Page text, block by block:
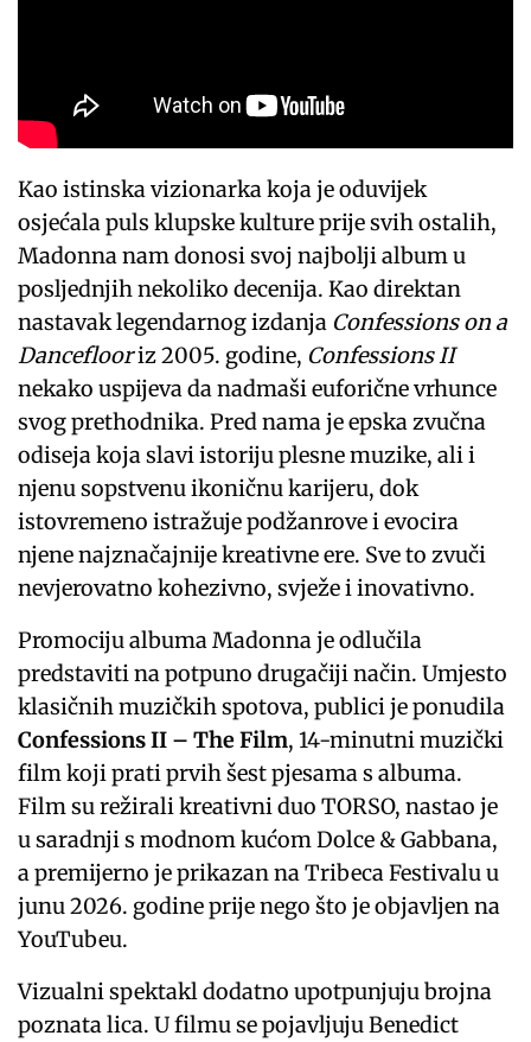
Kao istinska vizionarka koja je oduvijek
osjećala puls klupske kulture prije svih ostalih,
Madonna nam donosi svoj najbolji album u
posljednjih nekoliko decenija. Kao direktan
nastavak legendarnog izdanja Confessions on a
Danceflooriz 2005. godine, Confessions II
nekako uspijeva da nadmaši euforične vrhunce
svog prethodnika. Pred nama je epska zvučna
odiseja koja slavi istoriju plesne muzike, ali i
njenu sopstvenu ikoničnu karijeru, dok
istovremeno istražuje podžanrove i evocira
njene najznačajnije kreativne ere. Sve to zvuči
nevjerovatno kohezivno, svježe i inovativno.
Promociju albuma Madonna je odlučila
predstaviti na potpuno drugačiji način. Umjesto
klasičnih muzičkih spotova, publici je ponudila
Confessions II – The Film, 14-minutni muzički
film koji prati prvih šest pjesama s albuma.
Film su režirali kreativni duo TORSO, nastao je
u saradnji s modnom kućom Dolce & Gabbana,
a premijerno je prikazan na Tribeca Festivalu u
junu 2026. godine prije nego što je objavljen na
YouTubeu.
Vizualni spektakl dodatno upotpunjuju brojna
poznata lica. U filmu se pojavljuju Benedict